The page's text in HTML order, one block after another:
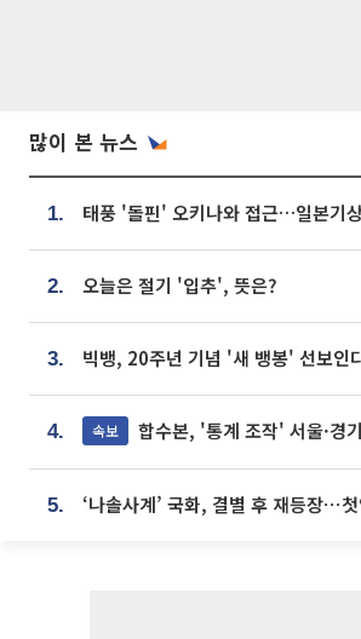
많이 본 뉴스
1.
2. 오늘은 절기 '입추', 뜻은?
3.
4. 속보 합수본, '통계 조작' 서울·경기·충북 선관위
5.